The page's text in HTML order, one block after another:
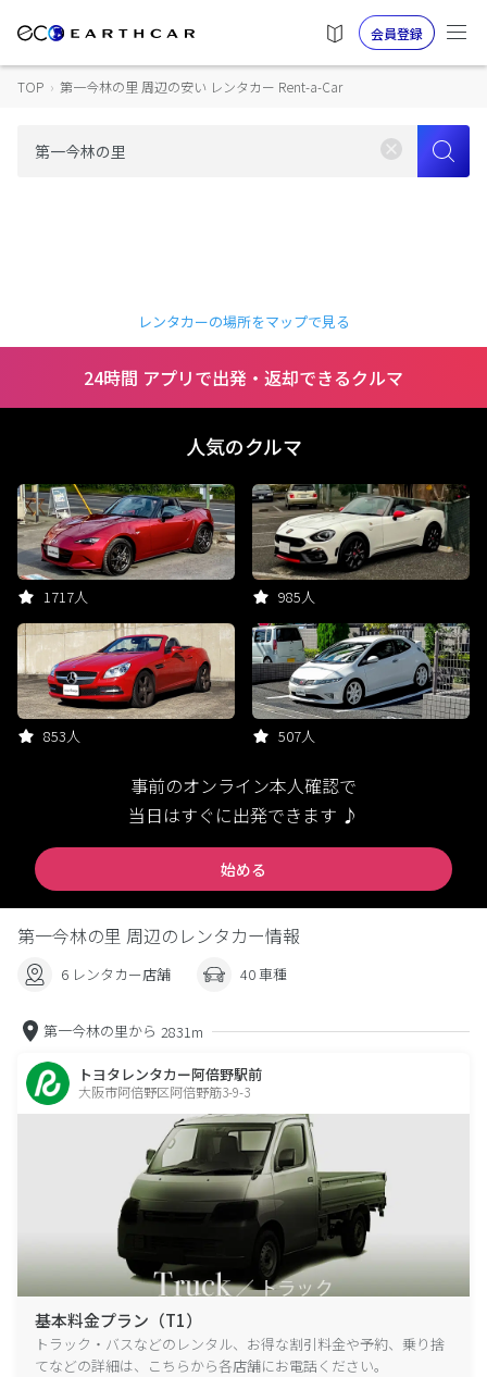
会員登録
TOP › 第一今林の里 周辺の安い レンタカー Rent-a-Car
レンタカーの場所をマップで見る
24時間 アプリで出発・返却できるクルマ
人気のクルマ
1717人 985人
853人 507人
事前のオンライン本人確認で
当日はすぐに出発できます ♪
始める
第一今林の里 周辺のレンタカー情報
6 レンタカー店舗 40 車種
第一今林の里から 2831m
トヨタレンタカー阿倍野駅前
大阪市阿倍野区阿倍野筋3-9-3
基本料金プラン（T1）
トラック・バスなどのレンタル、お得な割引料金や予約、乗り捨
てなどの詳細は、こちらから各店舗にお電話ください。